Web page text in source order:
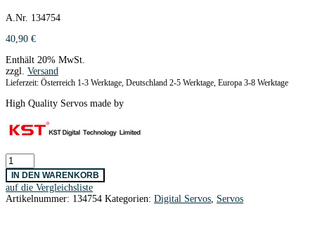
A.Nr. 134754
40,90 €
Enthält 20% MwSt.
zzgl. Versand
Lieferzeit: Österreich 1-3 Werktage, Deutschland 2-5 Werktage, Europa 3-8 Werktage
High Quality Servos made by
KST
A12-
610
V8
Digital
IN DEN WARENKORB
auf die Vergleichsliste
Artikelnummer: 134754 Kategorien: Digital Servos Servos